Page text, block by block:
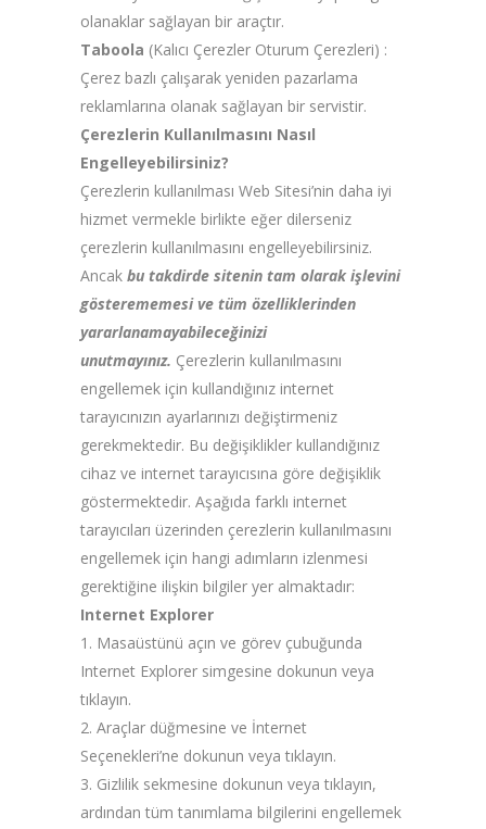
olanaklar sağlayan bir araçtır.
Taboola (Kalıcı Çerezler Oturum Çerezleri) :
Çerez bazlı çalışarak yeniden pazarlama
reklamlarına olanak sağlayan bir servistir.
Çerezlerin Kullanılmasını Nasıl
Engelleyebilirsiniz?
Çerezlerin kullanılması Web Sitesi’nin daha iyi
hizmet vermekle birlikte eğer dilerseniz
çerezlerin kullanılmasını engelleyebilirsiniz.
Ancak bu takdirde sitenin tam olarak işlevini
gösterememesi ve tüm özelliklerinden
yararlanamayabileceğinizi
unutmayınız. Çerezlerin kullanılmasını
engellemek için kullandığınız internet
tarayıcınızın ayarlarınızı değiştirmeniz
gerekmektedir. Bu değişiklikler kullandığınız
cihaz ve internet tarayıcısına göre değişiklik
göstermektedir. Aşağıda farklı internet
tarayıcıları üzerinden çerezlerin kullanılmasını
engellemek için hangi adımların izlenmesi
gerektiğine ilişkin bilgiler yer almaktadır:
Internet Explorer
1. Masaüstünü açın ve görev çubuğunda
Internet Explorer simgesine dokunun veya
tıklayın.
2. Araçlar düğmesine ve İnternet
Seçenekleri’ne dokunun veya tıklayın.
3. Gizlilik sekmesine dokunun veya tıklayın,
ardından tüm tanımlama bilgilerini engellemek